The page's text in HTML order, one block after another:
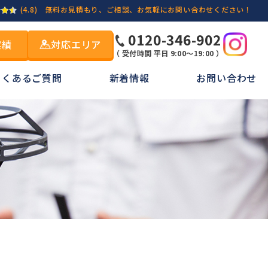
(4.8) 無料お見積もり、ご相談、お気軽にお問い合わせください！
対応エリア 0120-346-902
（ 受付時間 平日 9:00～19:00 ）
あるご質問 新着情報 お問い合わせ